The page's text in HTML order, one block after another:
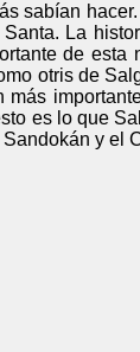
sabían hacer.
La
de esta
otris de
es lo que
y el